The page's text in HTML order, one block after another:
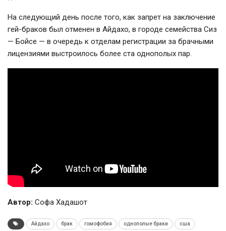
На следующий день после того, как запрет на заключение
гей-браков был отменен в Айдахо, в городе семейства Сиз
— Бойсе — в очередь к отделам регистрации за брачными
лицензиями выстроилось более ста однополых пар.
Автор: Софа Хадашот
Айдахо брак гомофобия однополые браки сша